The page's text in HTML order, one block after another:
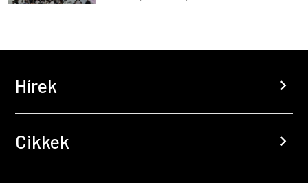
Hírek chevron_right
Cikkek chevron_right